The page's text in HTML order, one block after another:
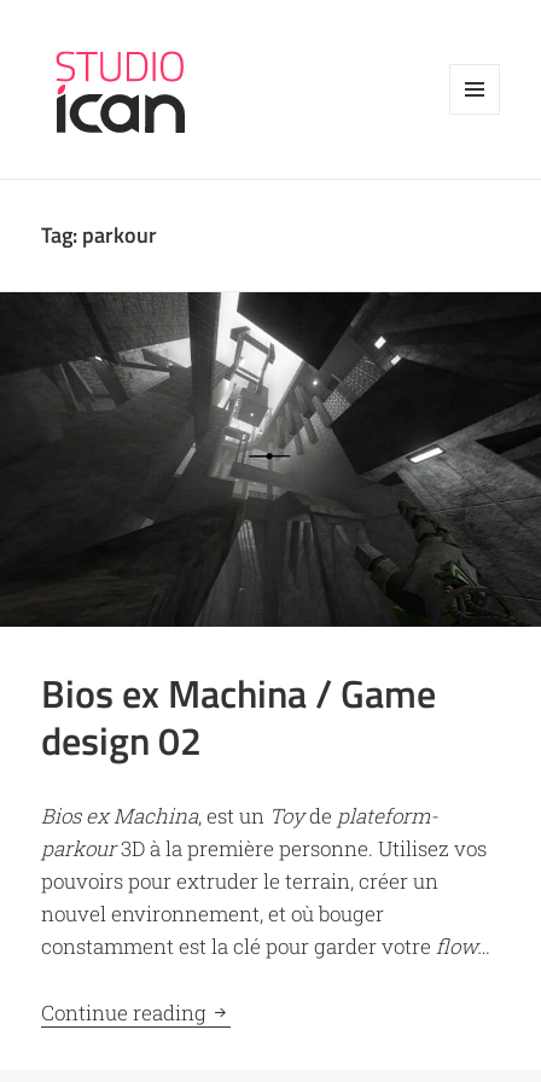
Tag:parkour
Bios ex Machina / Game
design 02
Bios ex Machina, est un Toyde plateform-
parkour3D à la première personne. Utilisez vos
pouvoirs pour extruder le terrain, créer un
nouvel environnement, et où bouger
constamment est la clé pour garder votreflow…
Continue reading Bios ex Machina / Game design 02